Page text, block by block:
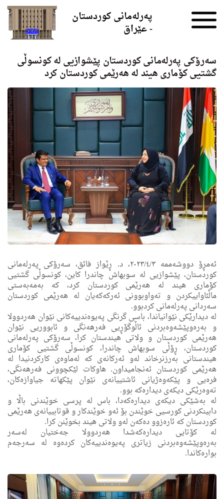
پەرلەمانی کوردستان
- عێراق
سەرۆکی پەرلەمانی کوردستان پێشوازیی له‌ كونسوڵی
گشتیى کۆمارى هیند لە ھەرێمی کوردستان کرد
ئه‌مڕۆ دووشه‌ممه‌ ٢٠٢٣/٤/٣، د. ڕێواز فائق، سەرۆکی پەرلەمانی
کوردستان، پێشوازیی له‌ سوبهاش چاندرا کاین، كونسوڵی گشتیى
کۆمارى هیند لە ھەرێمی کوردستان کرد، كه‌ به‌مه‌به‌ستى
ماڵئاواییكردن و ته‌واوبوونی ئه‌ركه‌كه‌یان له‌ هه‌رێمی كوردستان
سه‌ردانی په‌رله‌مانی كردبوو.
له‌ دیدارێكی نێوانیاندا، باسی گرنگی په‌یوه‌ندییه‌كانی نێوان هه‌ردوولا
و به‌ره‌وپێشه‌وه‌بردنی ئاڵوگۆڕیی فه‌رهه‌نگی و ئابووریی نێوان
هه‌رێمی كوردستان و ولاتی هیندستان كرا، سه‌رۆكی په‌رله‌مانی
كوردستان، ڕۆڵی سوبهاش چاندرا، كونسوڵی گشتیى کۆمارى
هیندستانی به‌رزنرخاند له‌و ئه‌ركانه‌ی كه‌ له‌ماوه‌ی كاركردنیدا له‌
هه‌رێمی كوردستان ئه‌نجامیداون. هاوكات لێكچوونی فه‌رهه‌نگی،
فره‌یی و پێكه‌وه‌ژیانی ئاشتییانه‌ی نێوان پێكهاته‌ جیاوازه‌كان،
ته‌وه‌رێكی دیكه‌ی دیداره‌كه‌ بوو.
له‌ به‌شێكی دیكه‌ی دیداره‌كه‌دا، باس له‌ پرسی خوێندنی باڵا و
دابینكردنی كورسیی خوێندن بۆ ئه‌و خوێندكار و قوتابییانه‌ی هه‌رێمى
كوردستان كه‌ ئاره‌زوو ده‌كه‌ن له‌و ولاتى هیند بخوێنن كرا.
له‌ كۆتایی دیداره‌كه‌شدا هه‌ردوولا جه‌ختیان له‌سه‌ر
به‌ره‌وپێشه‌وه‌بردنی زیاتری په‌یوه‌ندییه‌كان كرده‌وه له‌ سه‌رجه‌م
بواره‌كاندا.